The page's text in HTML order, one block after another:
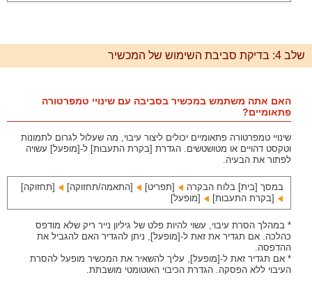
שלב 4: בדיקת סביבת השימוש של המכשיר
האם אתה משתמש במכשיר בסביבה עם שינויי טמפרטורה
פתאומיים?
שינויי טמפרטורה פתאומיים יכולים ליצור עיבוי, מה שעלול לגרום לתמונות
וטקסט דהויים או מטושטשים. הגדרת [בקרת התעבות] ל-[מופעל] עשויה
לפתור את הבעיה.
במסך [בית] בלוח הבקרה [תפריט]‏ [התאמה/תחזוקה]‏
[תחזוקה]‏
[בקרת התעבות]‏
[מופעל]
* במהלך הסרת עיבוי, עשוי להיות פלט של גיליון נייר ריק שלא מודפס
כהלכה. אם תגדיר את זאת ל-[מופעל], ניתן להגדיר האם להגביל את
ההדפסה.
* אם תגדיר זאת ל-[מופעל], עליך להשאיר את המכשיר מופעל להסרת
העיבוי ללא הפסקה. הגדרת הכיבוי האוטומטי מושבתת.